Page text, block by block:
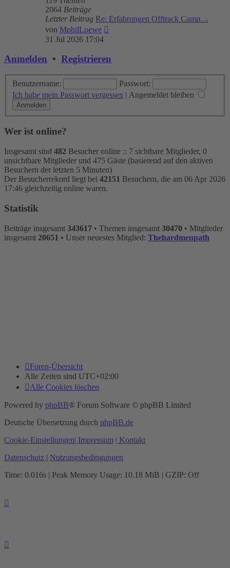
2064 Beiträge
Letzter Beitrag Re: Erfahrungen Offtrack Camp…
von MobilLoewe
31 Jul 2026 17:04
Anmelden • Registrieren
Benutzername:
Passwort:
Ich habe mein Passwort vergessen | Angemeldet bleiben
Wer ist online?
Insgesamt sind 482 Besucher online :: 7 sichtbare Mitglieder, 0
unsichtbare Mitglieder und 475 Gäste (basierend auf den aktiven
Besuchern der letzten 5 Minuten)
Der Besucherrekord liegt bei 42151 Besuchern, die am 06 Apr 2026
17:46 gleichzeitig online waren.
Statistik
Beiträge insgesamt 343617 • Themen insgesamt 30470 • Mitglieder
insgesamt 20651 • Unser neuestes Mitglied: Thehardmenpath
Foren-Übersicht
Alle Zeiten sind UTC+02:00
Alle Cookies löschen
Powered by phpBB® Forum Software © phpBB Limited
Deutsche Übersetzung durch phpBB.de
Cookie-Einstellungen| Impressum | Kontakt
Datenschutz | Nutzungsbedingungen
Time: 0.016s | Peak Memory Usage: 10.18 MiB | GZIP: Off